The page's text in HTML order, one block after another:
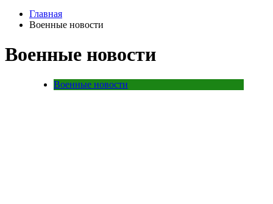
Главная
Военные новости
Военные новости
Военные новости